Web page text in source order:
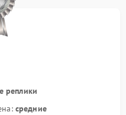
реплики
средние